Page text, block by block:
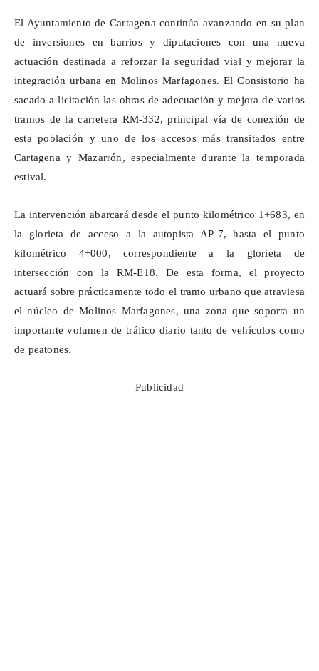
El Ayuntamiento de Cartagena continúa avanzando en su plan
de inversiones en barrios y diputaciones con una nueva
actuación destinada a reforzar la seguridad vial y mejorar la
integración urbana en Molinos Marfagones. El Consistorio ha
sacado a licitación las obras de adecuación y mejora de varios
tramos de la carretera RM-332, principal vía de conexión de
esta población y uno de los accesos más transitados entre
Cartagena y Mazarrón, especialmente durante la temporada
estival.
La intervención abarcará desde el punto kilométrico 1+683, en
la glorieta de acceso a la autopista AP-7, hasta el punto
kilométrico 4+000, correspondiente a la glorieta de
intersección con la RM-E18. De esta forma, el proyecto
actuará sobre prácticamente todo el tramo urbano que atraviesa
el núcleo de Molinos Marfagones, una zona que soporta un
importante volumen de tráfico diario tanto de vehículos como
de peatones.
Publicidad